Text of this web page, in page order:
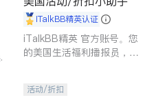
iTalkBB精英认证
iTalkBB精英 官方账号。您
的美国生活福利播报员，精
专属福利。
活动/折扣